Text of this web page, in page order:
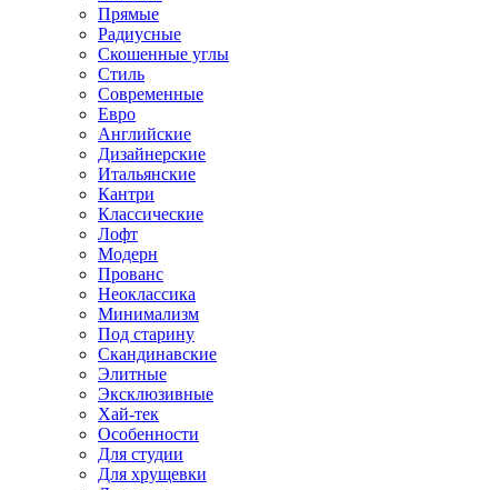
Прямые
Радиусные
Скошенные углы
Стиль
Современные
Евро
Английские
Дизайнерские
Итальянские
Кантри
Классические
Лофт
Модерн
Прованс
Неоклассика
Минимализм
Под старину
Скандинавские
Элитные
Эксклюзивные
Хай-тек
Особенности
Для студии
Для хрущевки